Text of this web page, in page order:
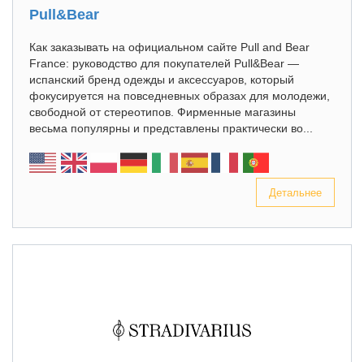
Pull&Bear
Как заказывать на официальном сайте Pull and Bear
France: руководство для покупателей Pull&Bear —
испанский бренд одежды и аксессуаров, который
фокусируется на повседневных образах для молодежи,
свободной от стереотипов. Фирменные магазины
весьма популярны и представлены практически во...
Детальнее